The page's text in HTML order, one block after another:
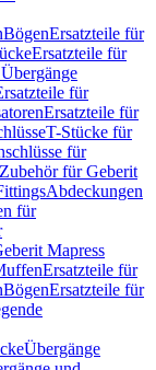
BögenErsatzteile für
Ersatzteile für
für
Ersatzteile für
T-Stücke für
für
Zubehör für Geberit
Abdeckungen
für
Mapress
Ersatzteile für
BögenErsatzteile für
Übergänge